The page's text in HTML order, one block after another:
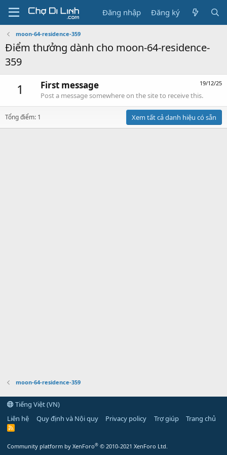
Đăng nhập Đăng ký
moon-64-residence-359
Điểm thưởng dành cho moon-64-residence-
359
1 19/12/25
First message
Post a message somewhere on the site to receive this.
Tổng điểm: 1 Xem tất cả danh hiệu có sẵn
moon-64-residence-359
Tiếng Việt (VN)
Liên hệ
Quy định và Nội quy Privacy policy Trợ giúp Trang chủ
R
Community platform by XenForo® © 2010-2021 XenForo Ltd.